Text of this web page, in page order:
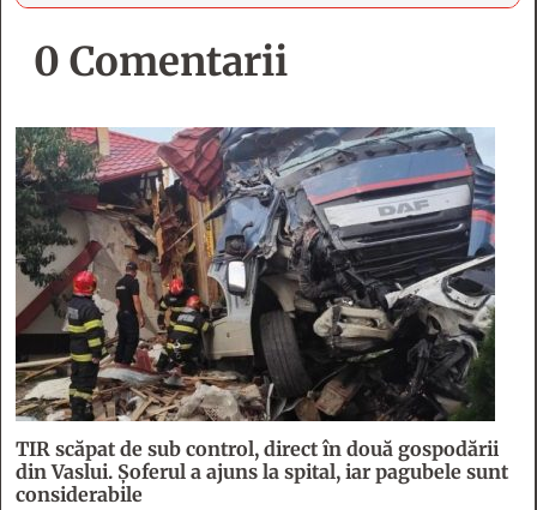
0 Comentarii
TIR scăpat de sub control, direct în două gospodării
din Vaslui. Șoferul a ajuns la spital, iar pagubele sunt
considerabile